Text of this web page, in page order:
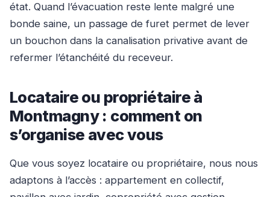
état. Quand l’évacuation reste lente malgré une
bonde saine, un passage de furet permet de lever
un bouchon dans la canalisation privative avant de
refermer l’étanchéité du receveur.
Locataire ou propriétaire à
Montmagny : comment on
s’organise avec vous
Que vous soyez locataire ou propriétaire, nous nous
adaptons à l’accès : appartement en collectif,